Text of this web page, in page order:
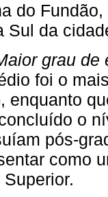
do
Sul da
grau de
foi o
enquanto
o
pós-
como